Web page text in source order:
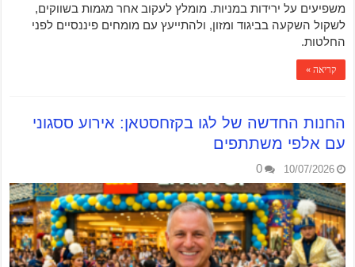
משפיעים על ירידות במניות. מומלץ לעקוב אחר מגמות בשווקים,
לשקול השקעה בביגוד ומזון, ולהתייעץ עם מומחים פיננסיים לפני
החלטות.
קריאה »
החנות החדשה של לגו בקזחסטאן: אירוע ססגוני
עם אלפי משתתפים
10/07/2026
0